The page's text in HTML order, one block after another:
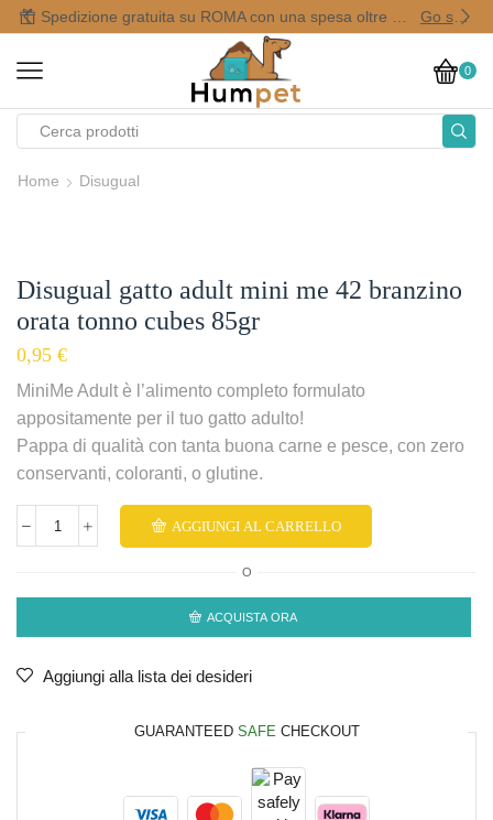
Go shop
0
Home Disugual
Disugual gatto adult mini me 42 branzino
orata tonno cubes 85gr
0,95 €
MiniMe Adult è l’alimento completo formulato
appositamente per il tuo gatto adulto!
Pappa di qualità con tanta buona carne e pesce, con zero
conservanti, coloranti, o glutine.
AGGIUNGI AL CARRELLO
O
ACQUISTA ORA
Aggiungi alla lista dei desideri
GUARANTEED SAFE CHECKOUT